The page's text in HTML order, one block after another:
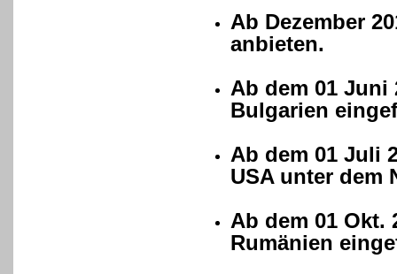
Ab Dezember
anbieten.
Ab dem 01 Juni
Bulgarien
Ab dem 01 Juli
USA unter dem
Ab dem 01 Okt.
Rumänien